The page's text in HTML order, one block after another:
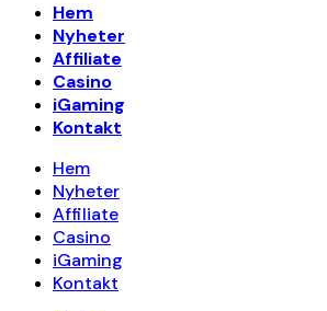
Hem
Nyheter
Affiliate
Casino
iGaming
Kontakt
Hem
Nyheter
Affiliate
Casino
iGaming
Kontakt